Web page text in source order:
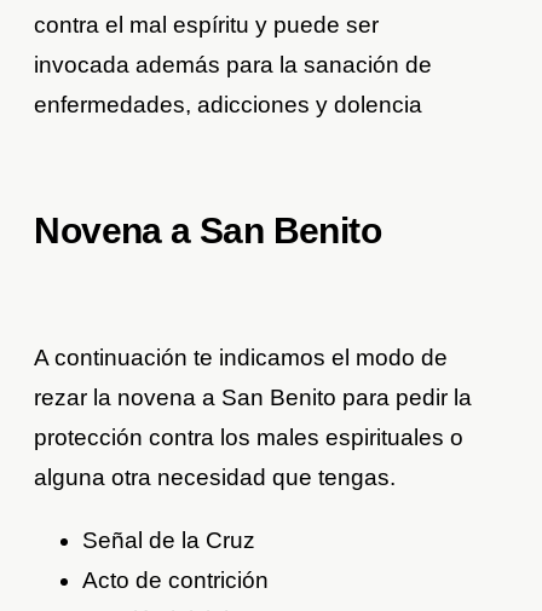
contra el mal espíritu y puede ser
invocada además para la sanación de
enfermedades, adicciones y dolencia
Novena a San Benito
A continuación te indicamos el modo de
rezar la novena a San Benito para pedir la
protección contra los males espirituales o
alguna otra necesidad que tengas.
Señal de la Cruz
Acto de contrición